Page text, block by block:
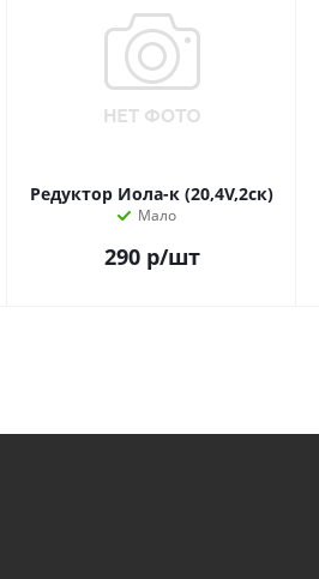
Редуктор Иола-к (20,4V,2ск)
Мало
290р/шт